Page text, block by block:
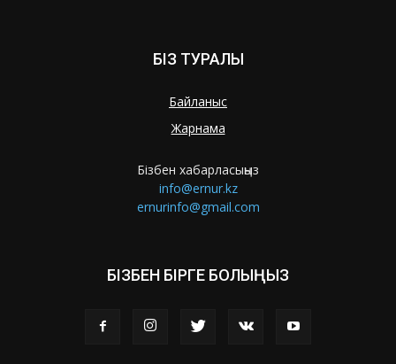
БІЗ ТУРАЛЫ
Байланыс
Жарнама
Бізбен хабарласыңыз
info@ernur.kz
ernurinfo@gmail.com
БІЗБЕН БІРГЕ БОЛЫҢЫЗ